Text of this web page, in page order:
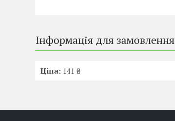
Інформація для замовлення
Ціна: 141 ₴